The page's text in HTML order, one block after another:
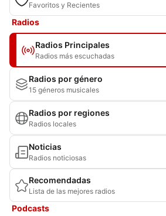
Favoritos y Recientes
Radios
Radios Principales
Radios más escuchadas
Radios por género
15 géneros musicales
Radios por regiones
Radios locales
Noticias
Radios noticiosas
Recomendadas
Lista de las mejores radios
Podcasts